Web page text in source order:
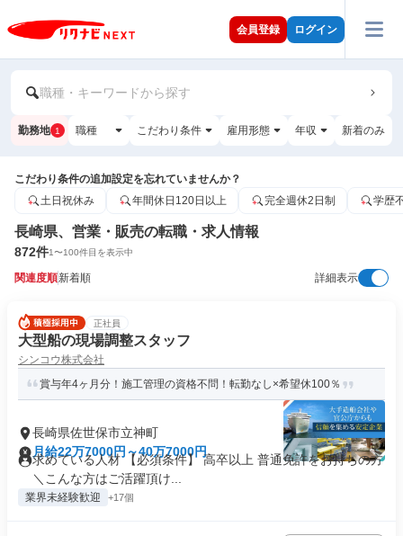
会員登録 ログイン
職種・キーワードから探す
勤務地 1 職種 こだわり条件 雇用形態 年収 新着のみ
こだわり条件の追加設定を忘れていませんか？
土日祝休み
年間休日120日以上 完全週休2日制 学歴
長崎県、営業・販売の転職・求人情報
872件1〜100件目を表示中
関連度順新着順 詳細表示
正社員
大型船の現場調整スタッフ
シンコウ株式会社
賞与年4ヶ月分！施工管理の資格不問！転勤なし×希望休100％
長崎県佐世保市立神町
月給22万7000円～40万7000円
求めている人材 【必須条件】 高卒以上 普通免許をお持ちの方
＼こんな方はご活躍頂け...
業界未経験歓迎 +17個